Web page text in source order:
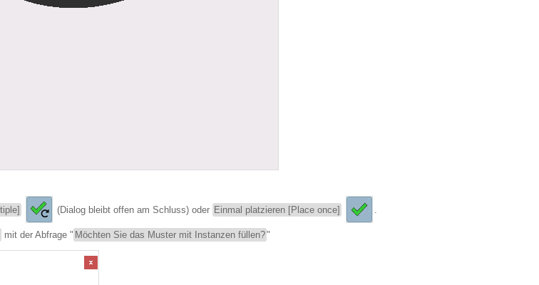
(Dialog bleibt offen am Schluss) oder Einmal platzieren [Place once] .
mit der Abfrage " Möchten Sie das Muster mit Instanzen füllen?"